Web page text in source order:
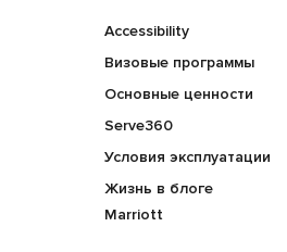
Accessibility
Визовые программы
Основные ценности
Serve360
Условия эксплуатации
Жизнь в блоге
Marriott